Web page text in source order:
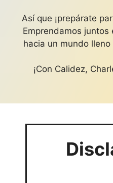
Así que ¡prepárate
Emprendamos
hacia un mundo
¡Con Calidez,